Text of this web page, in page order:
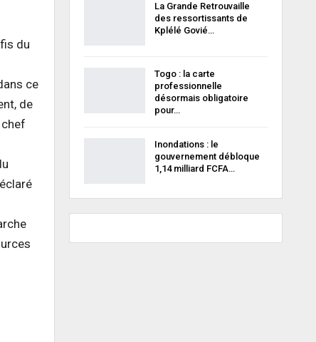
du
ce
de
La Grande Retrouvaille
des ressortissants de
Kplélé Govié…
Togo : la carte
professionnelle
désormais obligatoire
pour…
Inondations : le
gouvernement débloque
1,14 milliard FCFA…